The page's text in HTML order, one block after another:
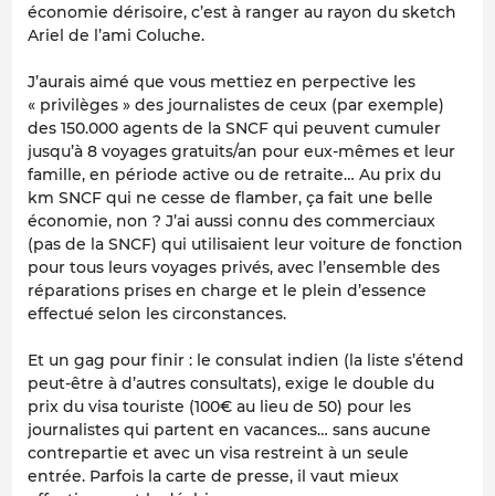
économie dérisoire, c’est à ranger au rayon du sketch
Ariel de l’ami Coluche.
J’aurais aimé que vous mettiez en perpective les
« privilèges » des journalistes de ceux (par exemple)
des 150.000 agents de la SNCF qui peuvent cumuler
jusqu’à 8 voyages gratuits/an pour eux-mêmes et leur
famille, en période active ou de retraite… Au prix du
km SNCF qui ne cesse de flamber, ça fait une belle
économie, non ? J’ai aussi connu des commerciaux
(pas de la SNCF) qui utilisaient leur voiture de fonction
pour tous leurs voyages privés, avec l’ensemble des
réparations prises en charge et le plein d’essence
effectué selon les circonstances.
Et un gag pour finir : le consulat indien (la liste s’étend
peut-être à d’autres consultats), exige le double du
prix du visa touriste (100€ au lieu de 50) pour les
journalistes qui partent en vacances… sans aucune
contrepartie et avec un visa restreint à un seule
entrée. Parfois la carte de presse, il vaut mieux